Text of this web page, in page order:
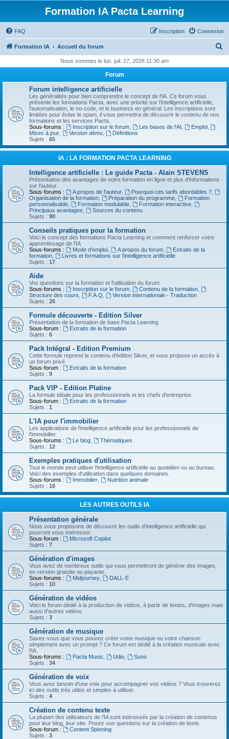
Formation IA Pacta Learning
FAQ Connexion
Inscription
Formation IA Accueil du forum
h
e
Nous sommes le lun. juil. 27, 2026 11:30 am
Forum
Forum intelligence artificielle
Les généralités pour bien comprendre le concept de l'IA. Ce forum vous
présente les formations Pacta, avec une priorité sur l'intelligence artificielle,
l'automatisation, le no-code, et le business en général. Les inscriptions sont
limitées pour éviter le spam, il vous permettra de découvrir le contenu de nos
formations et les services Pacta.
Sous-forums :
Inscription sur le forum, Les bases de l'AI Emploi,
Mises à jour
Version démo,
Définitions
Sujets : 65
IA : LA FORMATION PACTA LEARNING
Intelligence artificielle : Le guide Pacta - Alain STEVENS
Présentation des avantages de notre formation en ligne et plus d'informations
sur l'auteur.
Sous-forums :
A propos de l'auteur, Pourquoi ces tarifs abordables ?,
Organisation de la formation
Préparation du programme,
Formation
personnalisable
Formation modulable, Formation interactive,
Principaux avantages
Sources du contenu
Sujets : 90
Conseils pratiques pour la formation
Voici le concept des formations Pacta Learning et comment renforcer votre
apprentissage de l'IA
Sous-forums :
Mode d'emploi, A propos du forum,
Extraits de la
formation
Livres et formations sur l'intelligence artificielle
Sujets : 17
Aide
Vos questions sur la formation et l'utilisation du forum
Sous-forums :
Inscription sur le forum, Contenu de la formation,
Structure des cours
F.A.Q
Version internationale - Traduction
Sujets : 26
Formule découverte - Edition Silver
Présentation de la formation de base Pacta Learning
Sous-forum :
Extraits de la formation
Sujets : 6
Pack Intégral - Edition Premium
Cette formule reprend le contenu d'édition Silver, et vous propose un accès à
un forum privé
Sous-forum :
Extraits de la formation
Sujets : 9
Pack VIP - Edition Platine
La formule idéale pour les professionnels et les chefs d'entreprise.
Sous-forum :
Extraits de la formation
Sujets : 1
L'IA pour l'immobilier
Les applications de l'intelligence artificielle pour les professionnels de
l'immobilier.
Sous-forums :
Le blog,
Thématiques
Sujets : 12
Exemples pratiques d'utilisation
Tout le monde peut utiliser l'intelligence artificielle au quotidien ou au bureau.
Voici des exemples d'utilisation dans quelques domaines.
Sous-forums :
Immobilier,
Nutrition animale
Sujets : 16
LES AUTRES OUTILS IA
Présentation générale
Nous vous proposons de découvrir les outils d'intelligence artificielle qui
pourront vous intéresser.
Sous-forum :
Microsoft Copilot
Sujets : 7
Génération d'images
Vous avez de nombreux outils qui vous permettront de générer des images,
en version gratuite ou payante.
Sous-forums :
Midjourney,
DALL-E
Sujets : 10
Génération de vidéos
Voici le forum dédié à la production de vidéos, à partir de textes, d'images mais
aussi d'autres vidéos.
Sujets : 3
Génération de musique
Savez-vous que vous pouvez créer votre musique ou votre chanson
simplement avec un prompt ? Ce forum est dédié à la création musicale avec
l'IA.
Sous-forums :
Pacta Music Udio,
Suno
Sujets : 34
Génération de voix
Vous avez besoin d'une voix pour accompagner vos vidéos ? Vous trouverez
ici des outils très utiles et simples à utiliser.
Sujets : 4
Création de contenu texte
La plupart des utilisateurs de l'IA sont intéressés par la création de contenus
pour leur blog, leur site. Posez vos questions sur la création de texte.
Sous-forum :
Content Spinning
Sujets : 3